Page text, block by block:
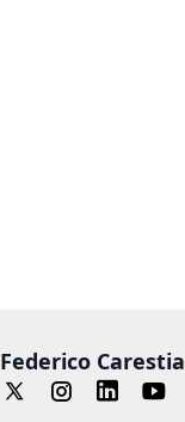
Federico Carestia